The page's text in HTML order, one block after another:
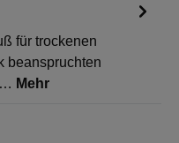
für trockenen
beanspruchten
Mehr